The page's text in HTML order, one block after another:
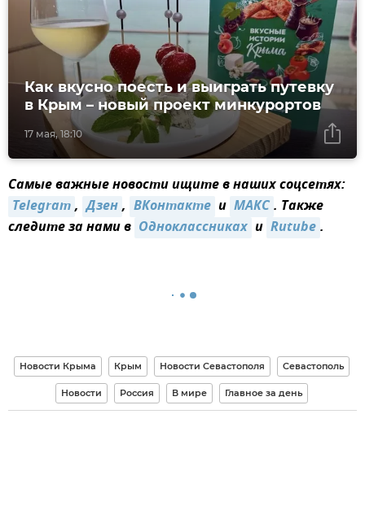
17 мая, 18:10
Как вкусно поесть и выиграть путевку
в Крым – новый проект минкурортов
Самые важные новости ищите в наших соцсетях:
Telegram, Дзен, ВКонтакте и MAКС. Также
следите за нами в Одноклассниках и Rutube.
Новости Крыма Крым Новости Севастополя Севастополь
Новости Россия В мире Главное за день